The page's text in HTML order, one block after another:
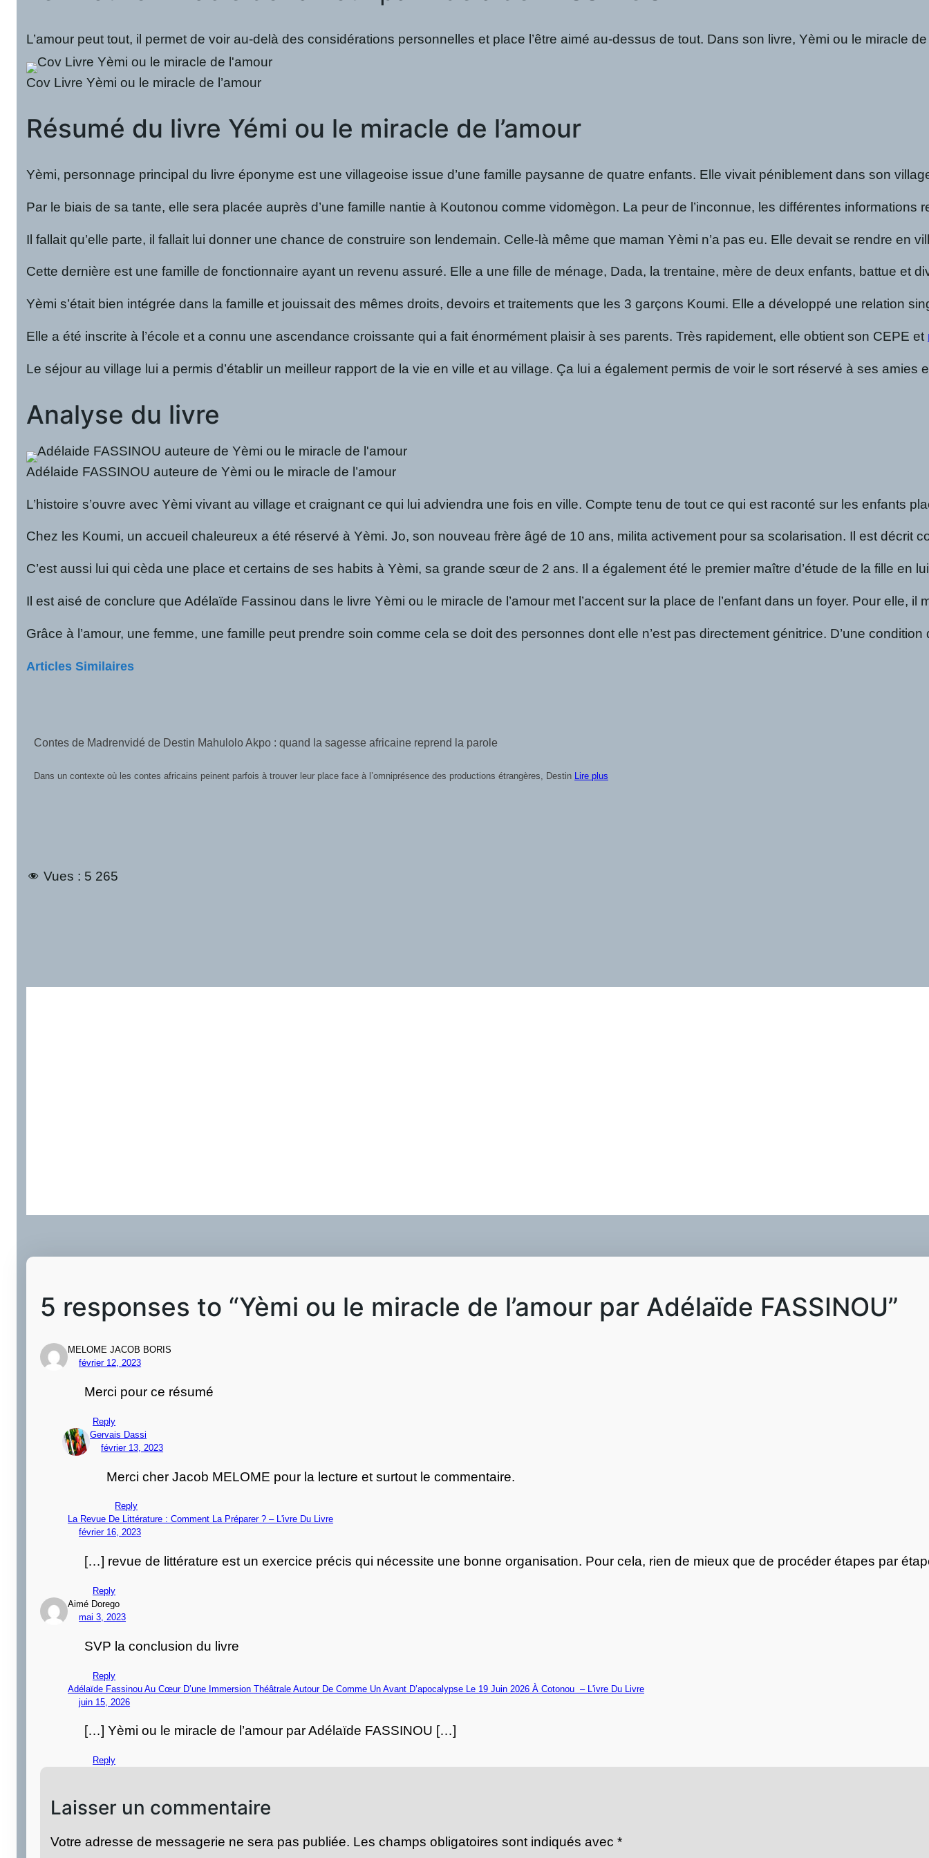
L’amour peut tout, il permet de voir au-delà des considérations personnelles et place l’être aimé au-dessus de tout. Dans son livre, Yèmi ou le
Cov Livre Yèmi ou le miracle de l’amour
Résumé du livre Yémi ou le miracle de l’amour
Yèmi, personnage principal du livre éponyme est une villageoise issue d’une famille paysanne de quatre enfants. Elle vivait péniblement dans son
Par le biais de sa tante, elle sera placée auprès d’une famille nantie à Koutonou comme vidomègon. La peur de l’inconnue, les différentes
Il fallait qu’elle parte, il fallait lui donner une chance de construire son lendemain. Celle-là même que maman Yèmi n’a pas eu. Elle devait se rendre
Cette dernière est une famille de fonctionnaire ayant un revenu assuré. Elle a une fille de ménage, Dada, la trentaine, mère de deux enfants, battue
Yèmi s’était bien intégrée dans la famille et jouissait des mêmes droits, devoirs et traitements que les 3 garçons Koumi. Elle a développé une relation
Elle a été inscrite à l’école et a connu une ascendance croissante qui a fait énormément plaisir à ses parents. Très rapidement, elle obtient son CEPE et
Le séjour au village lui a permis d’établir un meilleur rapport de la vie en ville et au village. Ça lui a également permis de voir le sort réservé à ses
Analyse du livre
Adélaide FASSINOU auteure de Yèmi ou le miracle de l’amour
L’histoire s’ouvre avec Yèmi vivant au village et craignant ce qui lui adviendra une fois en ville. Compte tenu de tout ce qui est raconté sur les enfants
Chez les Koumi, un accueil chaleureux a été réservé à Yèmi. Jo, son nouveau frère âgé de 10 ans, milita activement pour sa scolarisation. Il est
C’est aussi lui qui cèda une place et certains de ses habits à Yèmi, sa grande sœur de 2 ans. Il a également été le premier maître d’étude de la fille
Il est aisé de conclure que Adélaïde Fassinou dans le livre Yèmi ou le miracle de l’amour met l’accent sur la place de l’enfant dans un foyer. Pour
Grâce à l’amour, une femme, une famille peut prendre soin comme cela se doit des personnes dont elle n’est pas directement génitrice. D’une
Articles Similaires
Contes de Madrenvidé de Destin Mahulolo Akpo : quand la sagesse africaine reprend la parole
Dans un contexte où les contes africains peinent parfois à trouver leur place face à l’omniprésence des productions étrangères, Destin Lire plus
Vues : 5 265
5 responses to “Yèmi ou le miracle de l’amour par Adélaïde FASSINOU”
MELOME JACOB BORIS
février 12, 2023
Merci pour ce résumé
Reply
Gervais Dassi
février 13, 2023
Merci cher Jacob MELOME pour la lecture et surtout le commentaire.
Reply
La Revue De Littérature : Comment La Préparer ? – L'ivre Du Livre
février 16, 2023
[…] revue de littérature est un exercice précis qui nécessite une bonne organisation. Pour cela, rien de mieux que de procéder étapes par
Reply
Aimé Dorego
mai 3, 2023
SVP la conclusion du livre
Reply
Adélaïde Fassinou Au Cœur D’une Immersion Théâtrale Autour De Comme Un Avant D’apocalypse Le 19 Juin 2026 À Cotonou – L'ivre Du Livre
juin 15, 2026
[…] Yèmi ou le miracle de l’amour par Adélaïde FASSINOU […]
Reply
Laisser un commentaire
Votre adresse de messagerie ne sera pas publiée. Les champs obligatoires sont indiqués avec*